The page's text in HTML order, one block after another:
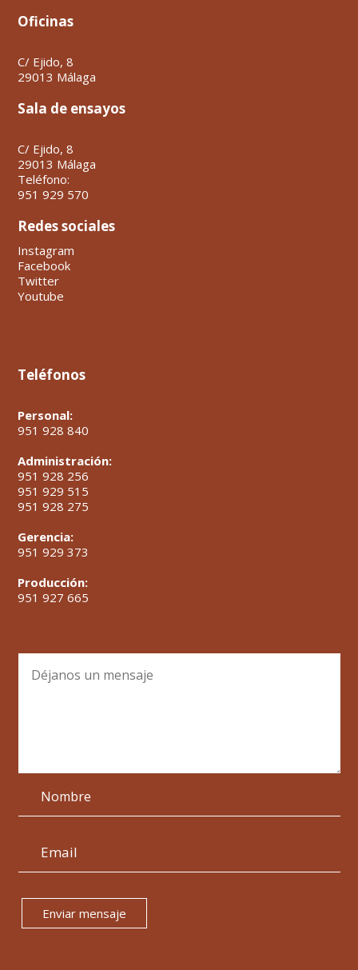
Oficinas
C/ Ejido, 8
29013 Málaga
Sala de ensayos
C/ Ejido, 8
29013 Málaga
Teléfono:
951 929 570
Redes sociales
Instagram
Facebook
Twitter
Youtube
Teléfonos
Personal:
951 928 840
Administración:
951 928 256
951 929 515
951 928 275
Gerencia:
951 929 373
Producción:
951 927 665
Enviar mensaje